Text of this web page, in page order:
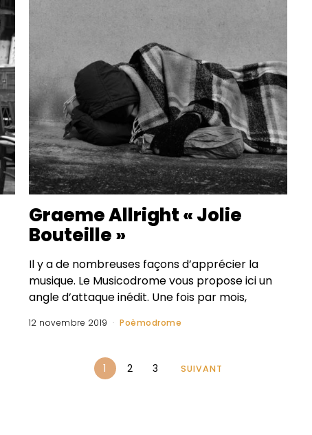
Graeme Allright « Jolie
Bouteille »
Il y a de nombreuses façons d’apprécier la
musique. Le Musicodrome vous propose ici un
angle d’attaque inédit. Une fois par mois,
12 novembre 2019 Poèmodrome
1 2 3 SUIVANT